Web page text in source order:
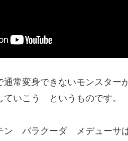
通常変身できないモンスタ
ていこう というものです。
バラクーダ メデューサは